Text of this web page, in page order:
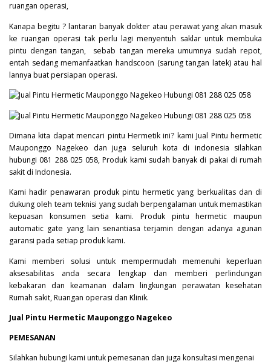
ruangan operasi,
Kanapa begitu ? lantaran banyak dokter atau perawat yang akan masuk
ke ruangan operasi tak perlu lagi menyentuh saklar untuk membuka
pintu dengan tangan, sebab tangan mereka umumnya sudah repot,
entah sedang memanfaatkan handscoon (sarung tangan latek) atau hal
lannya buat persiapan operasi.
Dimana kita dapat mencari pintu Hermetik ini? kami Jual Pintu hermetic
Mauponggo Nagekeo dan juga seluruh kota di indonesia silahkan
hubungi 081 288 025 058, Produk kami sudah banyak di pakai di rumah
sakit di Indonesia.
Kami hadir penawaran produk pintu hermetic yang berkualitas dan di
dukung oleh team teknisi yang sudah berpengalaman untuk memastikan
kepuasan konsumen setia kami. Produk pintu hermetic maupun
automatic gate yang lain senantiasa terjamin dengan adanya agunan
garansi pada setiap produk kami.
Kami memberi solusi untuk mempermudah memenuhi keperluan
aksesabilitas anda secara lengkap dan memberi perlindungan
kebakaran dan keamanan dalam lingkungan perawatan kesehatan
Rumah sakit, Ruangan operasi dan Klinik.
Jual Pintu Hermetic Mauponggo Nagekeo
PEMESANAN
Silahkan hubungi kami untuk pemesanan dan juga konsultasi mengenai